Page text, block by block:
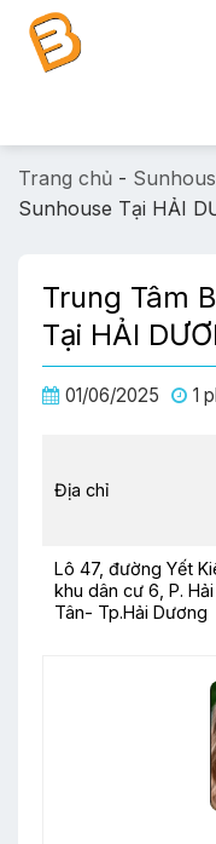
Chuyển
đến
Trang chủ -
Sunhouse Tại HẢI
Trung Tâm
Tại HẢI
01/06/2025 1
Địa chỉ
Lô 47, đường Yết
khu dân cư 6, P. Hải
Tân- Tp.Hải Dương